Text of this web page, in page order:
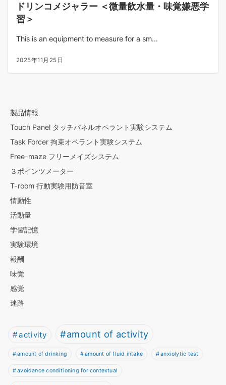
ドリンコメジャラー ＜微量飲水量・味覚嫌悪学
習＞
This is an equipment to measure for a sm...
2025年11月25日
製品情報
Touch Panel タッチパネルオペラント実験システム
Task Forcer 拘束オペラント実験システム
Free-maze フリーメイズシステム
３ポインツメーター
T-room 行動実験用防音室
情動性
活動量
学習記憶
実験環境
報酬
味覚
感覚
迷路
activity amount of activity
amount of drinking amount of fluid intake anxiolytic test
avoidance conditioning for contextual